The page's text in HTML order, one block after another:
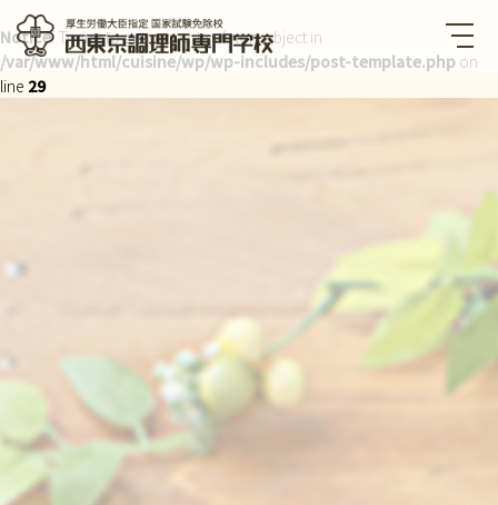
Notice: Trying to get property of non-object in
/var/www/html/cuisine/wp/wp-includes/post-template.php on
line 29
西東京調理師専門学校 厚生労